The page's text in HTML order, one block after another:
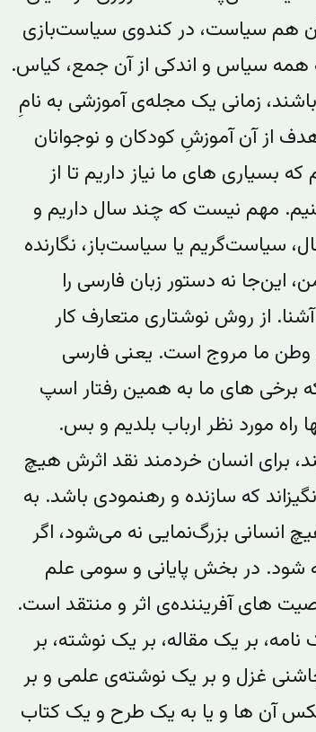
هم سیاست، در کندوی سیاست‌بازی
همه سیاس و اندکی از آن جمع، کیاس.
زمانی یک مجله‌ی آموزشی به نامِ
از آن آموزشِ کودکان و نوجوانان
بسیاری های ما نیاز داریم تا از
مهم نیست که چند سال داریم ‌و
سیاست‌گریم یا سیاست‌باز، نگارنده
این‌جا نه دستور زبان فارسی را
از ر‌و‌ش نوشتاری متعارف کار
ما مروج است. یعنی فارسی
برخی های ما به همین رفتار اسپ
مورد نظر ارباب بلدیم و بس.
برای انسان خردمند نقد اثرش هیچ
که سازنده و رهنمودی باشد. به
انسانی بزرگ‌نمایی نه می‌شود، اگر
شود. در بخش پایانی ‌و سومی علم
های آفریننده‌ی اثر و منتقد است.
بر یک مقاله، بر یک نوشته، بر
غزل و بر یک نوشته‌ی علمی و‌ بر
آن ها و یا به یک طرح و یک کتاب